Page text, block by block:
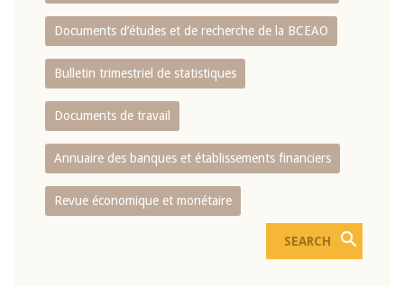
Documents d’études et de recherche de la BCEAO
Bulletin trimestriel de statistiques
Documents de travail
Annuaire des banques et établissements financiers
Revue économique et monétaire